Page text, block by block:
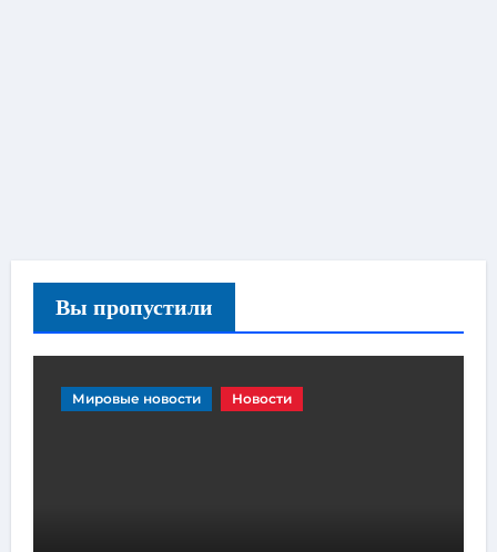
Вы пропустили
Мировые новости Новости